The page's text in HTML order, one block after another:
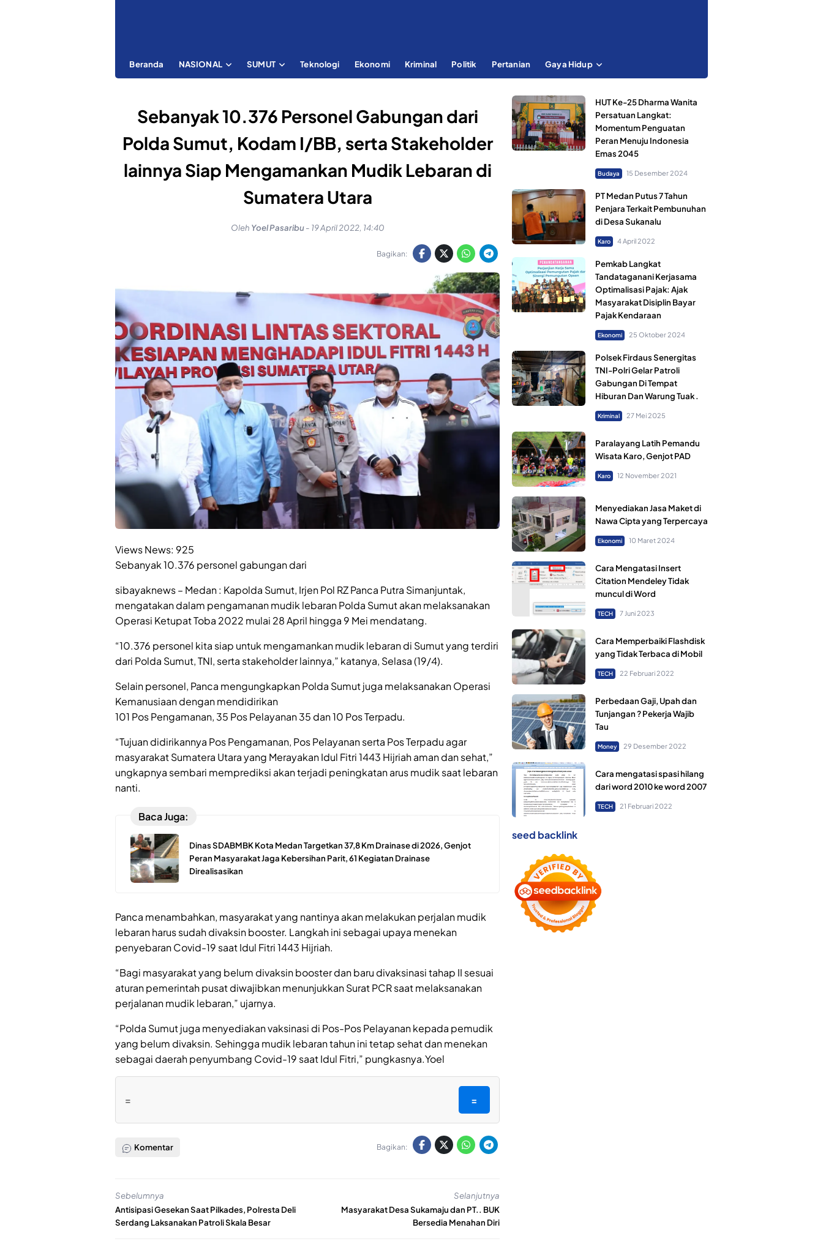
Beranda NASIONAL SUMUT Teknologi Ekonomi Kriminal Politik Pertanian Gaya Hidup
Sebanyak 10.376 Personel Gabungan dari
Polda Sumut, Kodam I/BB, serta Stakeholder
lainnya Siap Mengamankan Mudik Lebaran di
Sumatera Utara
Oleh Yoel Pasaribu - 19 April 2022, 14:40
Bagikan:
Views News: 925
Sebanyak 10.376 personel gabungan dari
sibayaknews – Medan : Kapolda Sumut, Irjen Pol RZ Panca Putra Simanjuntak,
mengatakan dalam pengamanan mudik lebaran Polda Sumut akan melaksanakan
Operasi Ketupat Toba 2022 mulai 28 April hingga 9 Mei mendatang.
“10.376 personel kita siap untuk mengamankan mudik lebaran di Sumut yang terdiri
dari Polda Sumut, TNI, serta stakeholder lainnya,” katanya, Selasa (19/4).
Selain personel, Panca mengungkapkan Polda Sumut juga melaksanakan Operasi
Kemanusiaan dengan mendidirikan
101 Pos Pengamanan, 35 Pos Pelayanan 35 dan 10 Pos Terpadu.
“Tujuan didirikannya Pos Pengamanan, Pos Pelayanan serta Pos Terpadu agar
masyarakat Sumatera Utara yang Merayakan Idul Fitri 1443 Hijriah aman dan sehat,”
ungkapnya sembari memprediksi akan terjadi peningkatan arus mudik saat lebaran
nanti.
Baca Juga:
Dinas SDABMBK Kota Medan Targetkan 37,8 Km Drainase di 2026, Genjot
Peran Masyarakat Jaga Kebersihan Parit, 61 Kegiatan Drainase
Direalisasikan
Panca menambahkan, masyarakat yang nantinya akan melakukan perjalan mudik
lebaran harus sudah divaksin booster. Langkah ini sebagai upaya menekan
penyebaran Covid-19 saat Idul Fitri 1443 Hijriah.
“Bagi masyarakat yang belum divaksin booster dan baru divaksinasi tahap II sesuai
aturan pemerintah pusat diwajibkan menunjukkan Surat PCR saat melaksanakan
perjalanan mudik lebaran,” ujarnya.
“Polda Sumut juga menyediakan vaksinasi di Pos-Pos Pelayanan kepada pemudik
yang belum divaksin. Sehingga mudik lebaran tahun ini tetap sehat dan menekan
sebagai daerah penyumbang Covid-19 saat Idul Fitri,” pungkasnya.Yoel
= =
Komentar Bagikan:
Sebelumnya
Antisipasi Gesekan Saat Pilkades, Polresta Deli
Serdang Laksanakan Patroli Skala Besar
Selanjutnya
Masyarakat Desa Sukamaju dan PT.. BUK
Bersedia Menahan Diri
HUT Ke-25 Dharma Wanita
Persatuan Langkat:
Momentum Penguatan
Peran Menuju Indonesia
Emas 2045
Budaya 15 Desember 2024
PT Medan Putus 7 Tahun
Penjara Terkait Pembunuhan
di Desa Sukanalu
Karo 4 April 2022
Pemkab Langkat
Tandataganani Kerjasama
Optimalisasi Pajak: Ajak
Masyarakat Disiplin Bayar
Pajak Kendaraan
Ekonomi 25 Oktober 2024
Polsek Firdaus Senergitas
TNI-Polri Gelar Patroli
Gabungan Di Tempat
Hiburan Dan Warung Tuak .
Kriminal 27 Mei 2025
Paralayang Latih Pemandu
Wisata Karo, Genjot PAD
Karo 12 November 2021
Menyediakan Jasa Maket di
Nawa Cipta yang Terpercaya
Ekonomi 10 Maret 2024
Cara Mengatasi Insert
Citation Mendeley Tidak
muncul di Word
TECH 7 Juni 2023
Cara Memperbaiki Flashdisk
yang Tidak Terbaca di Mobil
TECH 22 Februari 2022
Perbedaan Gaji, Upah dan
Tunjangan ? Pekerja Wajib
Tau
Money 29 Desember 2022
Cara mengatasi spasi hilang
dari word 2010 ke word 2007
TECH 21 Februari 2022
seed backlink